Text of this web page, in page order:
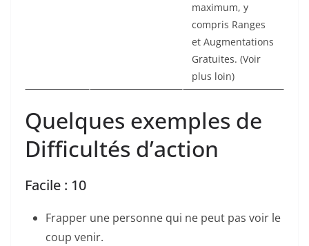
maximum, y
compris Ranges
et Augmentations
Gratuites. (Voir
plus loin)
Quelques exemples de
Difficultés d’action
Facile : 10
Frapper une personne qui ne peut pas voir le
coup venir.